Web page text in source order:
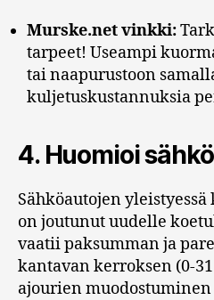
Murske.net vinkki:
tarpeet! Useampi
tai naapurustoon
kuljetuskustannuksia
4. Huomioi
Sähköautojen
on joutunut uudelle
vaatii paksumman ja
kantavan kerroksen (0-
ajourien muodostuminen